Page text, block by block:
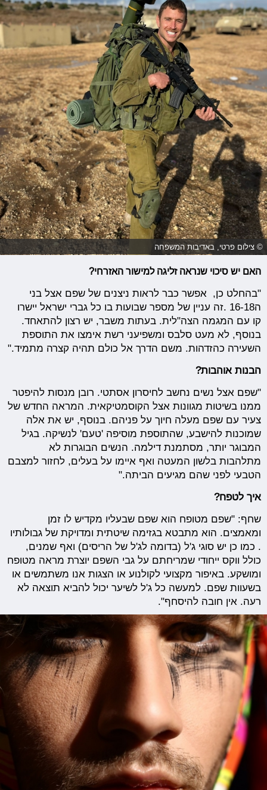
© צילום פרטי, באדיבות המשפחה
האם יש סיכוי שנראה זליגה למישור האזרחי?
"בהחלט כן, אפשר כבר לראות ניצנים של שפם אצל בני
ה16-18 .זה עניין של מספר שבועות בו כל גברי ישראל יישרו
קו עם המגמה הצה"לית. בעתות משבר, יש רצון להתאחד.
בנוסף, לא מעט סלבס ומשפיעני רשת אימצו את התוספת
השעירה כהזדהות. משם הדרך אל כולם תהיה קצרה מתמיד."
הבנות אוהבות?
"שפם אצל נשים נחשב לחיסרון אסתטי. רובן מנסות להיפטר
ממנו בשיטות מגוונות אצל הקוסמטיקאית. המראה החדש של
צעיר עם שפם מעלה חיוך על פניהם. בנוסף, יש את אלה
שמוכנות להישבע, שהתוספת מוסיפה 'טעם' לנשיקה. בגיל
המבוגר יותר, מסתמנת דילמה. הנשים הבוגרות לא
מתלהבות בלשון המעטה ואף איימו על בעלים, לחזור למצבם
הטבעי לפני שהם מגיעים הביתה."
איך לטפח?
שחף: "שפם מטופח הוא שפם שבעליו מקדיש לו זמן
ומאמצים. הוא מתבטא בגזימה שיטתית ומדויקת של גבולותיו
. כמו כן יש סוגי ג'ל (בדומה לג'ל של הריסים) ואף שמנים,
כולל ווקס ייחודי שמריחתם על גבי השפם יוצרת מראה מטופח
ומושקע. באיפור מקצועי לקולנוע או הצגות אנו משתמשים או
בשעוות שפם. למעשה כל ג'ל לשיער יכול להביא תוצאה לא
רעה. אין חובה להיסחף".